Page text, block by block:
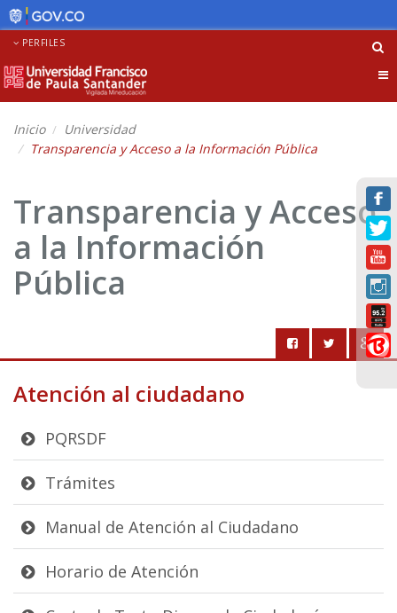
PERFILES
Inicio
Universidad
Transparencia y Acceso a la Información Pública
Transparencia y Acceso
a la Información
Pública
Atención al ciudadano
PQRSDF
Trámites
Manual de Atención al Ciudadano
Horario de Atención